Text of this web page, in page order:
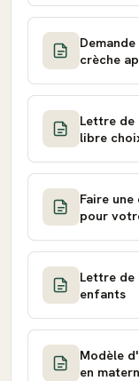
crèche
Lettre de
libre
Faire
pour
Lettre de
enfants
Modèle
en